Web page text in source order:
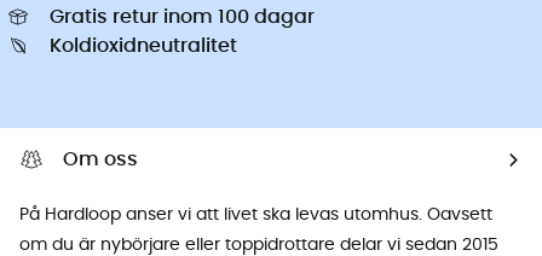
Gratis retur inom 100 dagar
Koldioxidneutralitet
Om oss
På Hardloop anser vi att livet ska levas utomhus. Oavsett
om du är nybörjare eller toppidrottare delar vi sedan 2015